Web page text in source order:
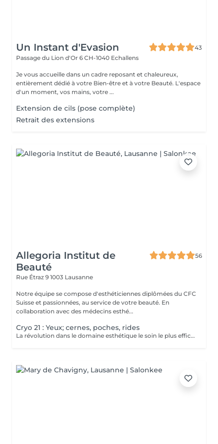
Un Instant d'Evasion
43
Passage du Lion d'Or 6 CH-1040 Echallens
Je vous accueille dans un cadre reposant et chaleureux,
entièrement dédié à votre Bien-être et à votre Beauté. L'espace
d'un moment, vos mains, votre ...
Extension de cils (pose complète)
Retrait des extensions
Allegoria Institut de
Beauté
56
Rue Étraz 9 1003 Lausanne
Notre équipe se compose d'esthéticiennes diplômées du CFC
Suisse et passionnées, au service de votre beauté. En
collaboration avec des médecins esthé...
Cryo 21 : Yeux; cernes, poches, rides
La révolution dans le domaine esthétique le soin le plus efficace pour éclaircisse les cernes lisser le contour de vos yeux et décongestionner. La magie du froid